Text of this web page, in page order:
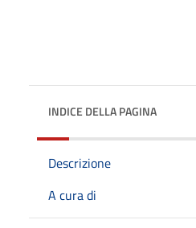
INDICE DELLA PAGINA
Descrizione
A cura di